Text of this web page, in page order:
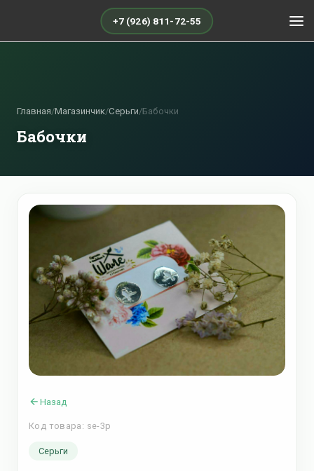
+7 (926) 811-72-55
Главная/Магазинчик/Серьги/Бабочки
Бабочки
Назад
Код товара: se-3p
Серьги